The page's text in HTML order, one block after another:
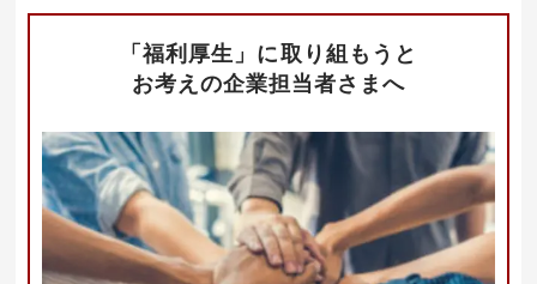
「福利厚生」に取り組もうと
お考えの企業担当者さまへ